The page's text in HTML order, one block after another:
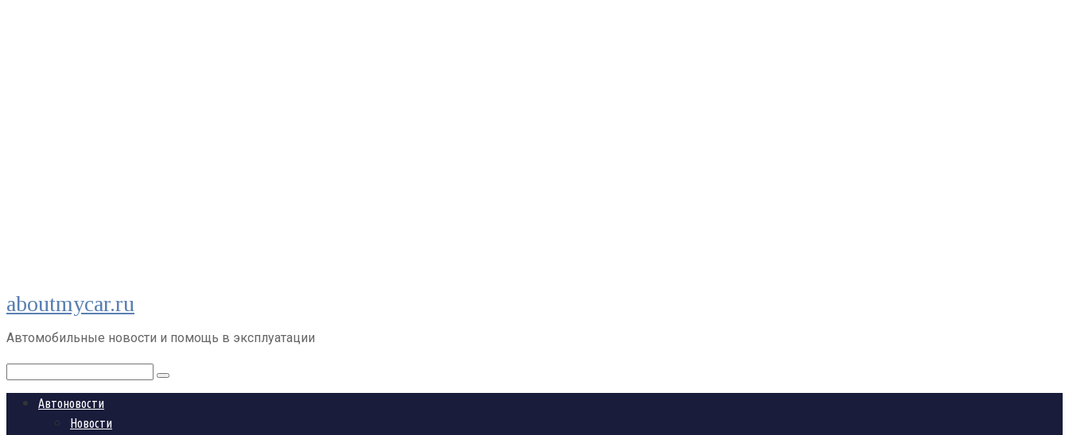
Перейти
к
контенту
aboutmycar.ru
Автомобильные новости и помощь в эксплуатации
Поиск:
Автоновости
Новости